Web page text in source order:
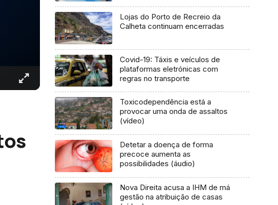
Lojas do Porto de Recreio da
Calheta continuam encerradas
Covid-19: Táxis e veículos de
plataformas eletrónicas com
regras no transporte
Toxicodependência está a
provocar uma onda de assaltos
(vídeo)
Detetar a doença de forma
precoce aumenta as
possibilidades (áudio)
Nova Direita acusa a IHM de má
gestão na atribuição de casas